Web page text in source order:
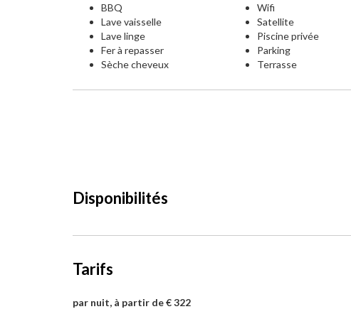
BBQ
Lave vaisselle
Lave linge
Fer à repasser
Sèche cheveux
Wifi
Satellite
Piscine privée
Parking
Terrasse
Disponibilités
Tarifs
par nuit, à partir de € 322